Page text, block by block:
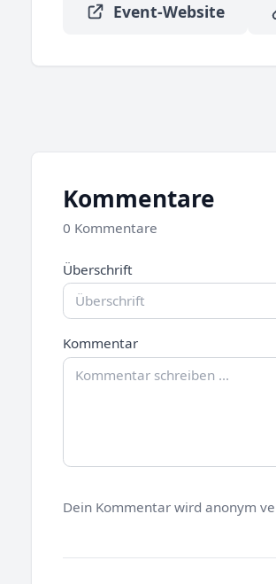
Event-Website
Kommentare
0 Kommentare
Überschrift
Kommentar
Dein Kommentar wird anonym